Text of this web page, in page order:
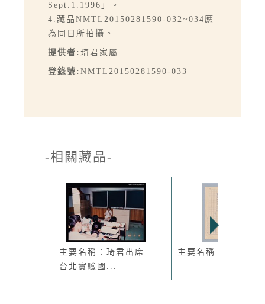
Sept.1.1996」。
4.藏品NMTL20150281590-032~034應
為同日所拍攝。
提供者: 琦君家屬
登錄號: NMTL20150281590-033
-相關藏品-
主要名稱：琦君出席
台北實驗國...
主要名稱：蘋果